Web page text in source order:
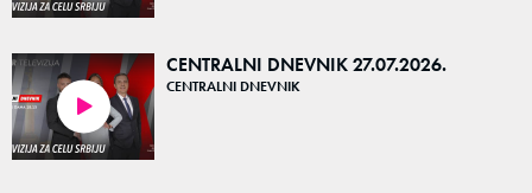
CENTRALNI DNEVNIK 27.07.2026.
CENTRALNI DNEVNIK